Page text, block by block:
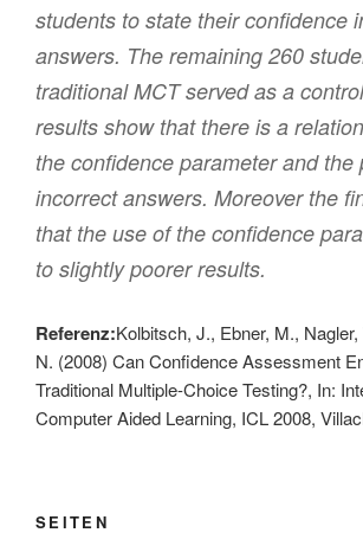
students to state their confidence
answers. The remaining 260
traditional MCT served as a
results show that there is a
the confidence parameter and the
incorrect answers. Moreover the
that the use of the confidence
to slightly poorer results.
Referenz:Kolbitsch, J., Ebner, M.,
N. (2008) Can Confidence Assessment
Traditional Multiple-Choice Testing?, In:
Computer Aided Learning, ICL 2008,
SEITEN